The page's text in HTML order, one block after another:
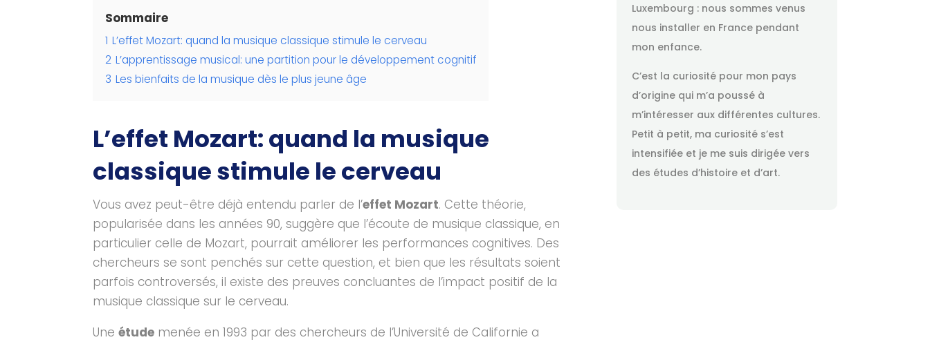
Sommaire
1 L’effet Mozart: quand la musique classique stimule le cerveau
2 L’apprentissage musical: une partition pour le développement cognitif
3 Les bienfaits de la musique dès le plus jeune âge
L’effet Mozart: quand la musique
classique stimule le cerveau
Vous avez peut-être déjà entendu parler de l’effet Mozart. Cette théorie,
popularisée dans les années 90, suggère que l’écoute de musique classique, en
particulier celle de Mozart, pourrait améliorer les performances cognitives. Des
chercheurs se sont penchés sur cette question, et bien que les résultats soient
parfois controversés, il existe des preuves concluantes de l’impact positif de la
musique classique sur le cerveau.
Uneétude menée en 1993 par des chercheurs de l’Université de Californie a
Luxembourg : nous sommes venus
nous installer en France pendant
mon enfance.
C’est la curiosité pour mon pays
d’origine qui m’a poussé à
m’intéresser aux différentes cultures.
Petit à petit, ma curiosité s’est
intensifiée et je me suis dirigée vers
des études d’histoire et d’art.